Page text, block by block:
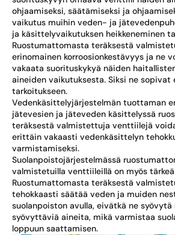
ohjaamiseksi, säätämiseksi ja
vaikutus muihin veden- ja
ja käsittelyvaikutuksen heikkeneminen
Ruostumattomasta teräksestä
erinomainen korroosionkestävyys ja ne
vakaata suorituskykyä näiden
aineiden vaikutuksesta. Siksi ne
tarkoitukseen.
Vedenkäsittelyjärjestelmän tuottaman
jätevesien ja jäteveden käsittelyssä
teräksestä valmistettuja venttiilejä
erittäin vakaasti vedenkäsittelyn
varmistamiseksi.
Suolanpoistojärjestelmässä
valmistetuilla venttiileillä on myös
Ruostumattomasta teräksestä
tehokkaasti säätää veden ja muiden
suolanpoiston avulla, eivätkä ne
syövyttäviä aineita, mikä varmistaa
loppuun saattamisen.